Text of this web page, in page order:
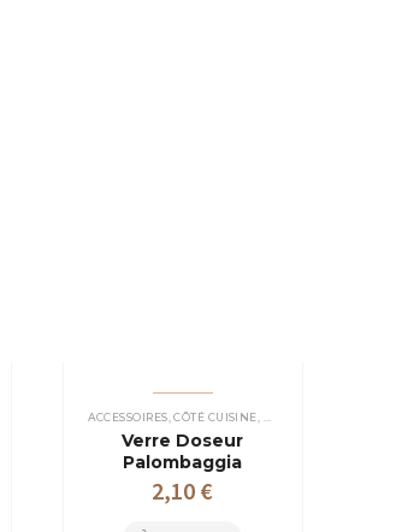
À DÉCOUPERACCESSOIRES,CÔTÉ CUISINE, VERRES PLASTIQUES
Verre Doseur
Palombaggia
2,10 €